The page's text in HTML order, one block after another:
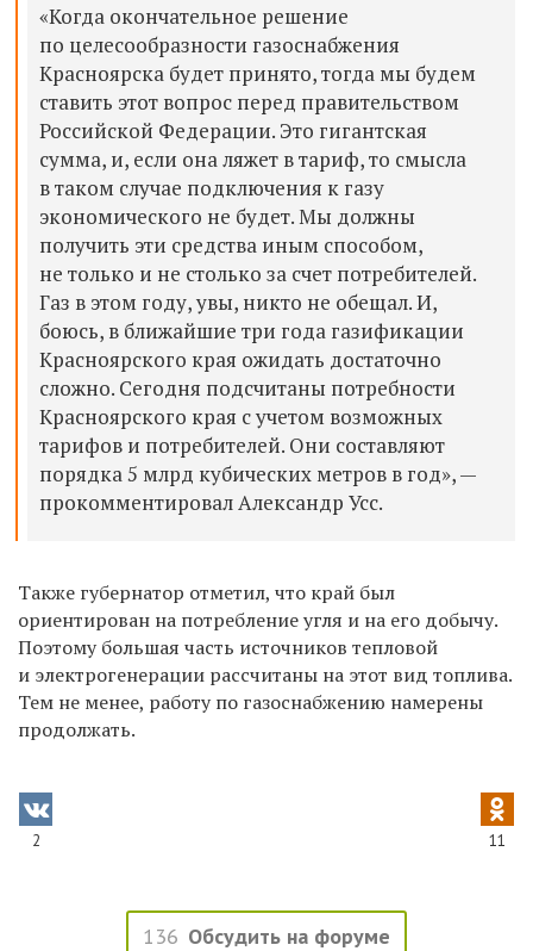
«Когда окончательное решение
по целесообразности газоснабжения
Красноярска будет принято, тогда мы будем
ставить этот вопрос перед правительством
Российской Федерации. Это гигантская
сумма, и, если она ляжет в тариф, то смысла
в таком случае подключения к газу
экономического не будет. Мы должны
получить эти средства иным способом,
не только и не столько за счет потребителей.
Газ в этом году, увы, никто не обещал. И,
боюсь, в ближайшие три года газификации
Красноярского края ожидать достаточно
сложно. Сегодня подсчитаны потребности
Красноярского края с учетом возможных
тарифов и потребителей. Они составляют
порядка 5 млрд кубических метров в год», —
прокомментировал Александр Усс.
Также губернатор отметил, что край был
ориентирован на потребление угля и на его добычу.
Поэтому большая часть источников тепловой
и электрогенерации рассчитаны на этот вид топлива.
Тем не менее, работу по газоснабжению намерены
продолжать.
2 11
136 Обсудить на форуме